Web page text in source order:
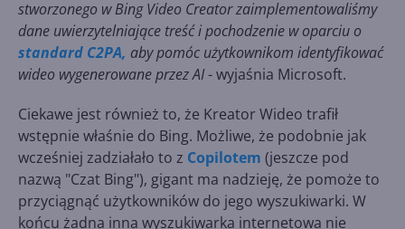
stworzonego w Bing Video Creator zaimplementowaliśmy
dane uwierzytelniające treść i pochodzenie w oparciu o
standard C2PA, aby pomóc użytkownikom identyfikować
wideo wygenerowane przez AI- wyjaśnia Microsoft.
Ciekawe jest również to, że Kreator Wideo trafił
wstępnie właśnie do Bing. Możliwe, że podobnie jak
wcześniej zadziałało to z Copilotem (jeszcze pod
nazwą "Czat Bing"), gigant ma nadzieję, że pomoże to
przyciągnąć użytkowników do jego wyszukiwarki. W
końcu żadna inna wyszukiwarka internetowa nie